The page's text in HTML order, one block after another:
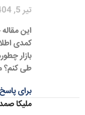
تیر 5, 1404 در 4:54 ق.ظ
این
کمدی
بازار
طی کنم؟
برای
ملیکا